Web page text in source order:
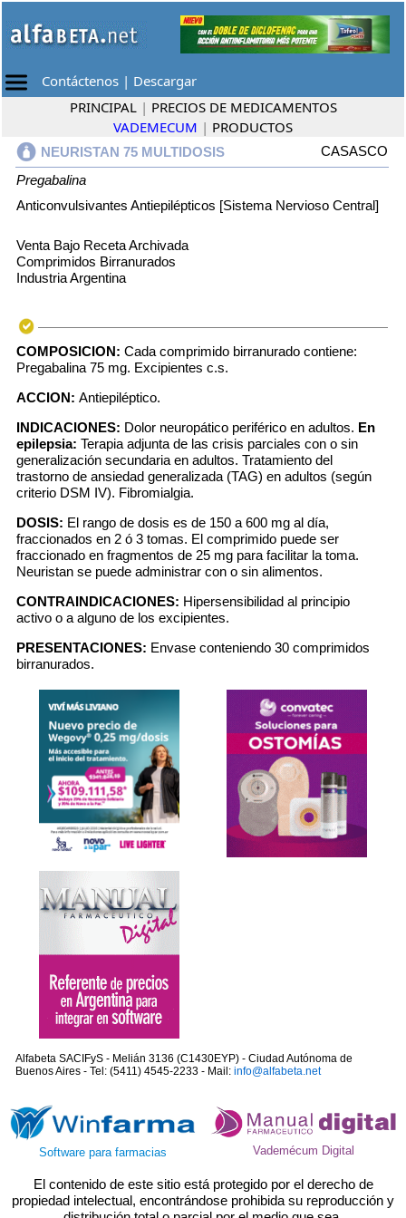
Contáctenos | Descargar
PRINCIPAL | PRECIOS DE MEDICAMENTOS
VADEMECUM | PRODUCTOS
NEURISTAN 75 MULTIDOSIS
CASASCO
Pregabalina
Anticonvulsivantes Antiepilépticos [Sistema Nervioso Central]
Venta Bajo Receta Archivada
Comprimidos Birranurados
Industria Argentina
COMPOSICION: Cada comprimido birranurado contiene:
Pregabalina 75 mg. Excipientes c.s.
ACCION: Antiepiléptico.
INDICACIONES: Dolor neuropático periférico en adultos. En
epilepsia: Terapia adjunta de las crisis parciales con o sin
generalización secundaria en adultos. Tratamiento del
trastorno de ansiedad generalizada (TAG) en adultos (según
criterio DSM IV). Fibromialgia.
DOSIS: El rango de dosis es de 150 a 600 mg al día,
fraccionados en 2 ó 3 tomas. El comprimido puede ser
fraccionado en fragmentos de 25 mg para facilitar la toma.
Neuristan se puede administrar con o sin alimentos.
CONTRAINDICACIONES: Hipersensibilidad al principio
activo o a alguno de los excipientes.
PRESENTACIONES: Envase conteniendo 30 comprimidos
birranurados.
Alfabeta SACIFyS - Melián 3136 (C1430EYP) - Ciudad Autónoma de
Buenos Aires - Tel: (5411) 4545-2233 - Mail: info@alfabeta.net
Software para farmacias Vademécum Digital
El contenido de este sitio está protegido por el derecho de
propiedad intelectual, encontrándose prohibida su reproducción y